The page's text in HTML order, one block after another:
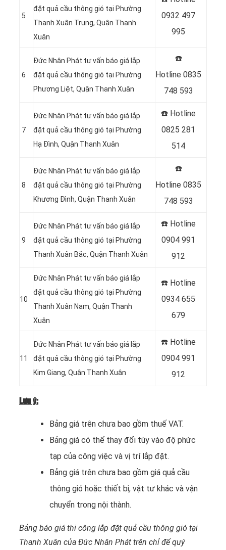
5
đặt quả cầu thông gió tại Phường
Thanh Xuân Trung, Quận Thanh
Xuân
0932 497
995
6
Đức Nhân Phát tư vấn báo giá lắp
đặt quả cầu thông gió tại Phường
Phương Liệt, Quận Thanh Xuân
☎️
Hotline 0835
748 593
7
Đức Nhân Phát tư vấn báo giá lắp
đặt quả cầu thông gió tại Phường
Hạ Đình, Quận Thanh Xuân
☎️ Hotline
0825 281
514
8
Đức Nhân Phát tư vấn báo giá lắp
đặt quả cầu thông gió tại Phường
Khương Đình, Quận Thanh Xuân
☎️
Hotline 0835
748 593
9
Đức Nhân Phát tư vấn báo giá lắp
đặt quả cầu thông gió tại Phường
Thanh Xuân Bắc, Quận Thanh Xuân
☎️ Hotline
0904 991
912
10
Đức Nhân Phát tư vấn báo giá lắp
đặt quả cầu thông gió tại Phường
Thanh Xuân Nam, Quận Thanh
Xuân
☎️ Hotline
0934 655
679
11
Đức Nhân Phát tư vấn báo giá lắp
đặt quả cầu thông gió tại Phường
Kim Giang, Quận Thanh Xuân
☎️ Hotline
0904 991
912
Lưu ý:
Bảng giá trên chưa bao gồm thuế VAT.
Bảng giá có thể thay đổi tùy vào độ phức
tạp của công việc và vị trí lắp đặt.
Bảng giá trên chưa bao gồm giá quả cầu
thông gió hoặc thiết bị, vật tư khác và vận
chuyển trong nội thành.
Bảng báo giá thi công lắp đặt quả cầu thông gió tại
Thanh Xuân của Đức Nhân Phát trên chỉ để quý